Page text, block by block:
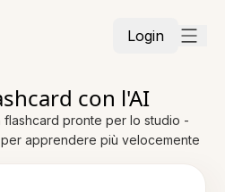
Login
con l'AI
flashcard pronte per lo studio -
apprendere più velocemente